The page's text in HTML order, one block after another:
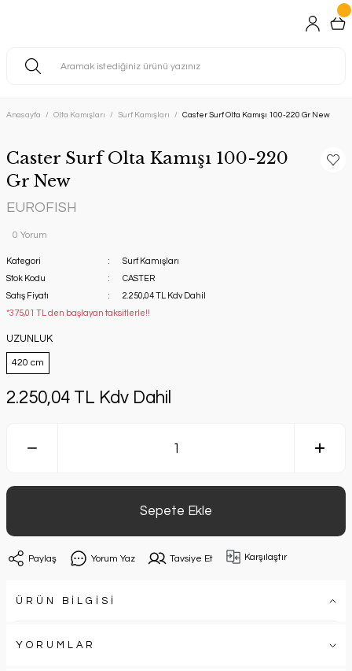
Anasayfa Olta Kamışları Surf Kamışları Caster Surf Olta Kamışı 100-220 Gr New
Caster Surf Olta Kamışı 100-220
Gr New
EUROFISH
0 Yorum
Kategori
Surf Kamışları
Stok Kodu
CASTER
Satış Fiyatı
2.250,04 TL Kdv Dahil
*375,01 TL den başlayan taksitlerle!!
UZUNLUK
420 cm
2.250,04 TL Kdv Dahil
Sepete Ekle
Paylaş Yorum Yaz Tavsiye Et Karşılaştır
ÜRÜN BİLGİSİ
YORUMLAR